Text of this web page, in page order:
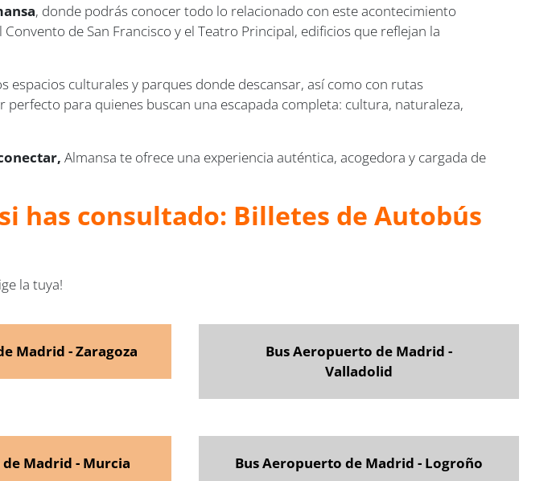
, donde podrás conocer todo lo relacionado con este acontecimiento
de San Francisco y el Teatro Principal, edificios que reflejan la
espacios culturales y parques donde descansar, así como con rutas
para quienes buscan una escapada completa: cultura, naturaleza,
Almansa te ofrece una experiencia auténtica, acogedora y cargada de
has consultado: Billetes de Autobús
la tuya!
Madrid - Zaragoza
Bus Aeropuerto de Madrid -
Valladolid
Madrid - Murcia Bus Aeropuerto de Madrid - Logroño